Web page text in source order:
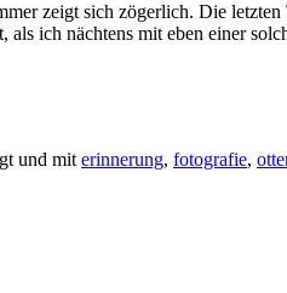
zeigt sich zögerlich. Die
ich nächtens mit eben einer
und mit erinnerung, fotografie,